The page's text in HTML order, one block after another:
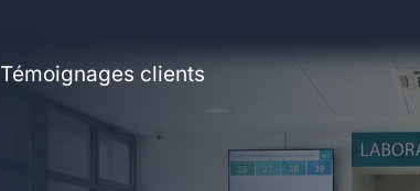
Témoignages clients